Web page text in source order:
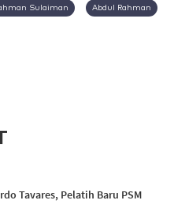
Sulaiman Abdul Rahman
Tavares, Pelatih Baru PSM